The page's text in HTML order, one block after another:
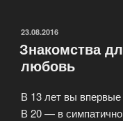
ОПУБЛИКОВАНО
23.08.2016
Знакомства
любовь
В 13 лет вы
В 20 — в